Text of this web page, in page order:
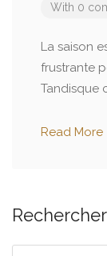
With 0
La saison
frustrante
Tandisque
Read More
Rechercher